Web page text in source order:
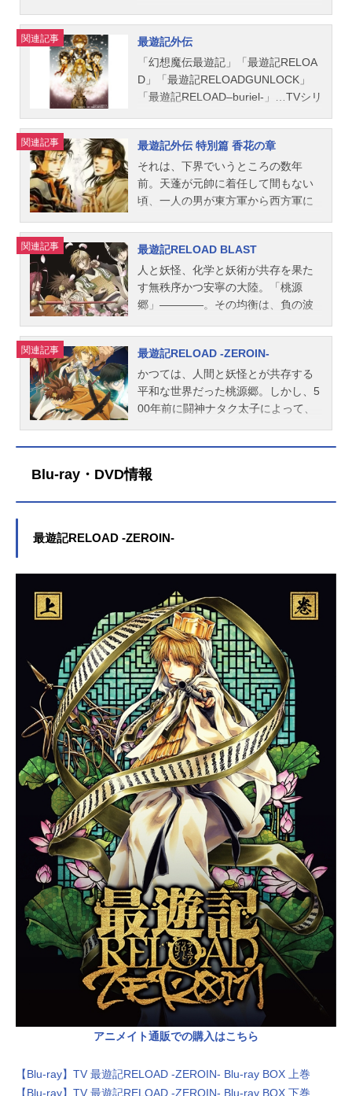
r 「幻想魔伝最遊記」のグッズを探す
明制作：ぴえろ（スタジオぴえろ）
配給：松竹主題歌OP：「TIGHTROP
E」TETSU69公開開始年＆季節2001
アニメ映画(C)峰倉かずや／エニック
ス・劇場版最遊記プロジェクト2001
ばれざる者への鎮魂歌』公式サイト
『劇場版幻想魔伝最遊記Requiem選
ばれざる者への鎮魂歌』公式Twitte
r 「劇場版幻想魔伝最遊記Requiem選
ばれざる者への鎮魂歌」のグッズを
ッフ原作：峰倉かずや「月刊ComicZ
ERO-SUM（一賽舎発行）」監督・シ
リーズ構成：えんどうてつや脚本：
浅川美也 待田堂子 山口伸明 池
田日出子キャラクターデザイン：大
計：いわみみか撮影監督：白井久男
編集：松村正宏録音演出：高桑一ア
ニメーション制作：スタジオぴえろ
主題歌OP：「WildRock」BUZZLIPE
D1：「ID」flow-warED2：「吹きす
節2003秋アニメ(C)峰倉かずや／一迅
社,テレビ東京,電通,ぴえろ2003『最
遊記RELOAD』公式Twitter 「最遊記
RELOAD」のグッズを探す
魔王の復活が果たされようとしてい
た。それにより、負の波動が大地を
覆いつくしたのだ。事態を重く見た
天界では、『玄奘三蔵』に牛魔王復
活阻止の命を下す。それは、負の波
そう『孫悟空』、『沙悟浄』、『猪
八戒』とともに遥かなる西域・天竺
国を目指す旅のはじまりであった。
そのころ天竺国『吠登城』では、牛
魔王蘇生実験をもくろむ張本人、牛
より三蔵一行の抹殺命令が『紅孩
児』に下される。紅孩児は牛魔王の
息子であり、玉面公主の呪縛によっ
て封印された母『羅刹女』を救い出
すため、自ら彼を慕う腹心とともに
王蘇生実験を阻止し、破滅へと向か
いつつある桃源郷に再び平和を取り
戻すことができるのか!?作品名最遊
記RELOADGUNLOCK放送形態TVア
ニメシリ...
記｣シリーズ最新作が、満を持してO
VAにてリリース決定!三蔵・悟空・八
戒・悟浄たちの出会いを描いた、原
作コミックスシリーズの中でも特に
人気の高いエピソード『埋葬編』
ティでついに映像化…作品名最遊記R
ELOAD-burial-放送形態OVAシリーズ
最遊記スケジュール2007年～2008年
話数全3話キャスト玄奘三蔵：関俊彦
孫悟空：保志総一朗沙悟浄：平田広
コンテ：大畑晃一脚本：隅沢克之演
出：渡辺純央キャラクターデザイ
ン：YONZO.総作画監督：結城晒作
画監督：藤田正幸 KimYoonJoung美
術監督：池田祐二美術設定：杉山晋
斐けいこ撮影監督：白井久男音響監
督：高桑一編集：瀬山武 内田恵制
作：ぴえろ（スタジオぴえろ）主題
歌OP：「Late-show」GARDENED：
「shinymoon」三蔵、悟空、悟浄(C)
OAD-burial-」のグッズを探す動画配
関連記事
最遊記外伝
「幻想魔伝最遊記」「最遊記RELOA
D」「最遊記RELOADGUNLOCK」
「最遊記RELOAD–buriel-」…TVシリ
たってアニメ化され、今なお不動の
人気を誇る峰倉かずや先生原作の
「最遊記」シリーズより、多くの読
者が涙した｢最遊記外伝｣が遂に待望
の映像化!!原作者・峰倉かずや先生の
最終話を中心としたストーリー。舞
台は『最遊記』本編より五百年前の
天界。岩より生まれた少年・孫悟空
と金蝉童子の出逢いから、物語の幕
は開く。作品名最遊記外伝放送形態O
巻 桜雲（おううん）の章：2011年
3月25日（金）第弐巻 散華（さん
げ）の章：2011年6月24日（金）第
参巻 萌芽（ほうが）の章：2011年
9月22日（木）話数全3話キャスト金
幸田夏穂観世音菩薩：五十嵐麗李塔
ずや脚本：代々木一キャラクターデ
npro製作：最遊記外伝製作委員会主
題歌OP...
関連記事
最遊記外伝 特別篇 香花の章
それは、下界でいうところの数年
前。天蓬が元帥に着任して間もない
頃、一人の男が東方軍から西方軍に
将、天界全体をゆるがす大事件を引
き起こした二人の出会いだった。優
秀な軍人だが、生活態度はズボラで
いい加減な天蓬と、男気あふれる性
格のわりに、面倒見の良い捲簾。天
官と部下というよりも、悪友のよう
な関係で上手くいっていたが、捲簾
は、出陣したときの天蓬の行動が引
っ掛かっていた。元帥という立場を
超えて、一人で現場を片づけようと
―。唯一殺生を許された『闘神』不
討伐と称し、『封印』という手段を
ち西方軍第一小隊も例外ではなかっ
た。応援の部隊も臨めない危機的状
況を打破しようと、自ら囮となっ
て、妖怪たちをひきつける天蓬。そ
んな彼の行動に、捲簾と第一小隊の
隊員たちは……。変わり者の巣窟と
名高く、その風変わりな漆黒の隊服
から｢蟻｣と揶...
関連記事
最遊記RELOAD BLAST
人と妖怪、化学と妖術が共存を果た
す無秩序かつ安寧の大陸。「桃源
郷」――――。その均衡は、負の波
「異変」によって、突如、崩れてし
まった。諸悪の根源である牛魔王蘇
生実験阻止のため、西へ向かった三
蔵一行はついに天竺を目前とする。
しかし天竺に近づくにつれ、異変の
き因縁が……。作品名最遊記RELOA
ほか話数全12話キャスト玄奘三蔵／
明猪八戒／天蓬元帥：石田彰紅孩
児：草尾毅独角兕：山野井仁観世音
菩薩：五十嵐麗哪吒太子：幸田夏穂
タルチエ：斎藤千和賽太歳：諏訪部
順一スタッフ原作：峰倉かずや「月
刊ComicZERO-SUM」連載（一迅社
刊）監督：中野英明シリーズ構成：
古怒田健志キャラクターデザイン：
佐藤陽子サブキャラクターデザイ
ン：小林利充総作画監督：小林利
充、佐藤陽子プロップデザイン：杉
村友和アクション作画監督：才木康
寛美術監督：黛昌樹色彩設計：山上
愛子撮影監督：浅川茂...
関連記事
最遊記RELOAD -ZEROIN-
かつては、人間と妖怪とが共存する
平和な世界だった桃源郷。しかし、5
00年前に闘神ナタク太子によって、
論む者が現れた。 その影響である
と化す桃源郷。事態を重く見た観世
西へ行くように命じる。「牛魔王」
蘇生実験の阻止のため、4人の旅が始
まった。 旅の最中、四人は西から
来たという謎の異国人ヘイゼル=グロ
ースとその従者ガトという人物に出
会う。妖怪の魂を使用して、人間を
蘇生する不思議な術を使うヘイゼル
達と成り行きで行動を共にする三蔵
一行。 だが、そこに彼らにとって
の因縁の人物・烏哭三蔵法師が忍び
寄る―――。 作品名最遊記RELOA
D-ZEROIN-放送形態TVアニメシリー
ズ最遊記スケジュール2022年1月6日
（木）～2022年3月31日（木）AT-
X・TOKYOMXほか話数全13話キャス
ト玄奘三蔵：関俊彦孫悟空：保志総
一朗沙悟浄：平田広明猪八戒：石田
彰ヘイゼル＝グロース：遠近孝一ガ
ティ＝ネネホーク：小山力也你健一
／烏哭三...
Blu-ray・DVD情報
最遊記RELOAD -ZEROIN-
アニメイト通販での購入はこちら
【Blu-ray】TV 最遊記RELOAD -ZEROIN- Blu-ray BOX 上巻
【Blu-ray】TV 最遊記RELOAD -ZEROIN- Blu-ray BOX 下巻